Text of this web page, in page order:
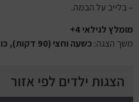
– בלייב על הבמה.
מומלץ לגילאי 4+
משך הצגה: כשעה וחצי (90 דקות), כולל הפסקה
הצגות ילדים לפי אזור